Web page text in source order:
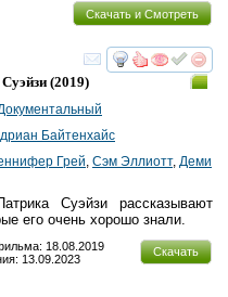
Скачать и Смотреть
смотреть
(2019)
Байтенхайс
Грей, Сэм Эллиотт, Деми
Суэйзи рассказывают
его очень хорошо знали.
Скачать
18.08.2019
13.09.2023